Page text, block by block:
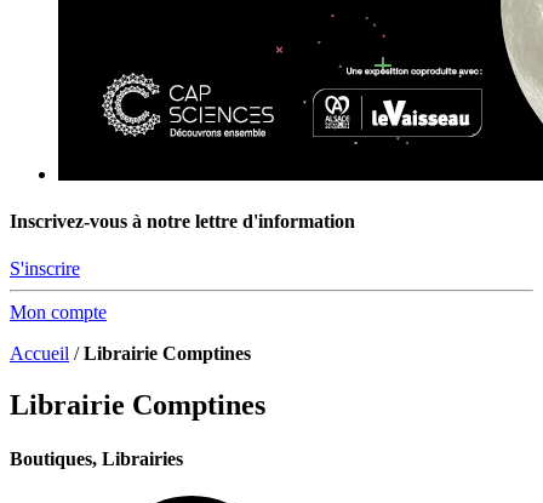
Inscrivez-vous à notre lettre d'information
S'inscrire
Mon compte
Accueil /Librairie Comptines
Librairie Comptines
Boutiques, Librairies